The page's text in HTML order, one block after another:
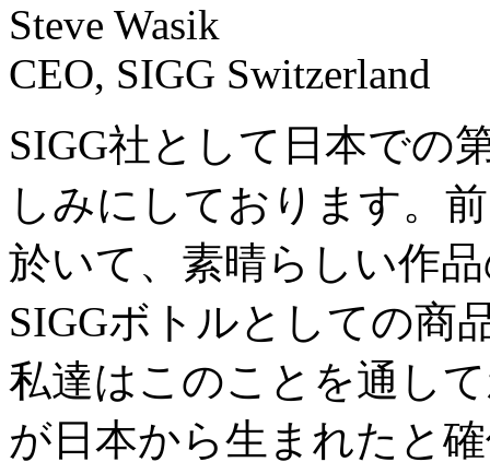
Steve Wasik
CEO, SIGG Switzerland
SIGG社として日本での
しみにしております。
於いて、素晴らしい作
SIGGボトルとしての商
私達はこのことを通し
が日本から生まれたと